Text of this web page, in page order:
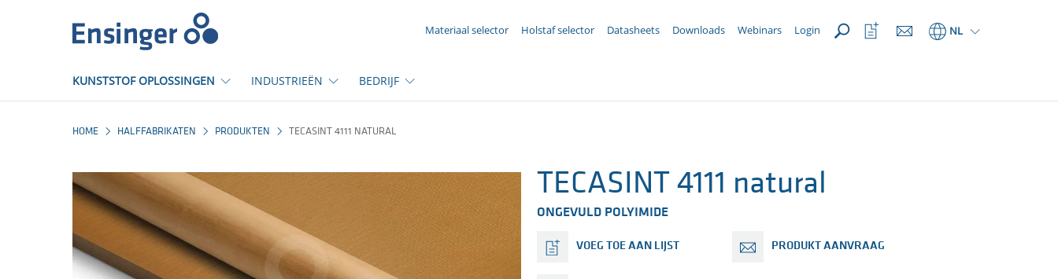
Startpagina
Materiaal selector Holstaf selector Datasheets Downloads Webinars Login NL
Bekijk
favorietenlijst
KUNSTSTOF OPLOSSINGEN INDUSTRIEËN BEDRIJF
HOME HALFFABRIKATEN PRODUKTEN TECASINT 4111 NATURAL
TECASINT 4111 natural
ONGEVULD POLYIMIDE
VOEG TOE AAN LIJST PRODUKT AANVRAAG